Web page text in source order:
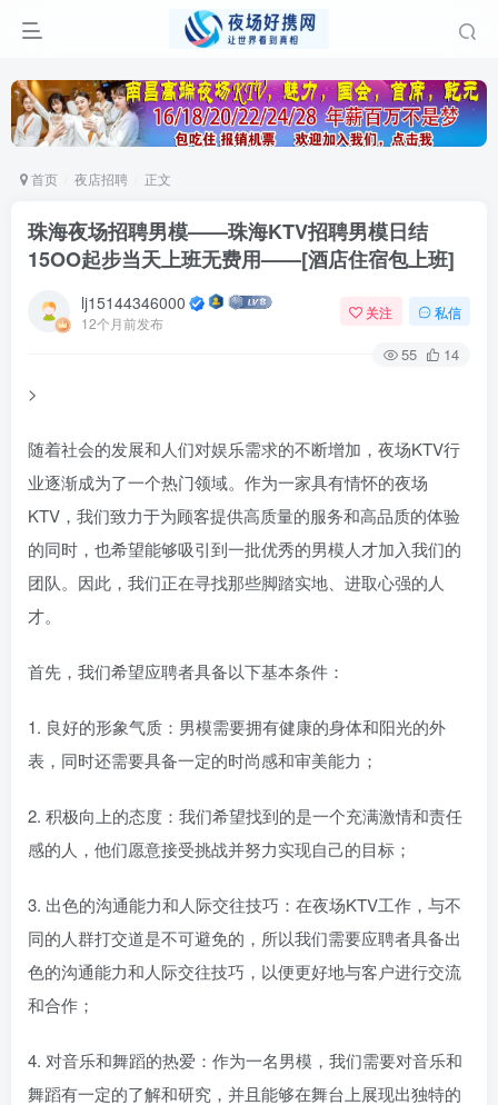
首页 夜店招聘 正文
珠海夜场招聘男模——珠海KTV招聘男模日结
15OO起步当天上班无费用——[酒店住宿包上班]
lj15144346000
12个月前发布
关注 私信
55 14
>
随着社会的发展和人们对娱乐需求的不断增加，夜场KTV行
业逐渐成为了一个热门领域。作为一家具有情怀的夜场
KTV，我们致力于为顾客提供高质量的服务和高品质的体验
的同时，也希望能够吸引到一批优秀的男模人才加入我们的
团队。因此，我们正在寻找那些脚踏实地、进取心强的人
才。
首先，我们希望应聘者具备以下基本条件：
1. 良好的形象气质：男模需要拥有健康的身体和阳光的外
表，同时还需要具备一定的时尚感和审美能力；
2. 积极向上的态度：我们希望找到的是一个充满激情和责任
感的人，他们愿意接受挑战并努力实现自己的目标；
3. 出色的沟通能力和人际交往技巧：在夜场KTV工作，与不
同的人群打交道是不可避免的，所以我们需要应聘者具备出
色的沟通能力和人际交往技巧，以便更好地与客户进行交流
和合作；
4. 对音乐和舞蹈的热爱：作为一名男模，我们需要对音乐和
舞蹈有一定的了解和研究，并且能够在舞台上展现出独特的